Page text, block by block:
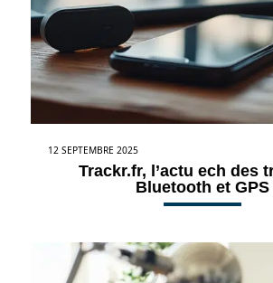
12 SEPTEMBRE 2025
Trackr.fr, l’actu ech des
Bluetooth et GPS